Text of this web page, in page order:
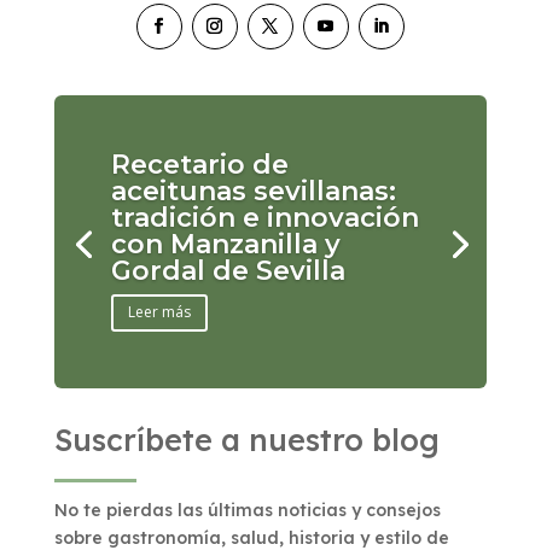
Recetario de
aceitunas sevillanas:
tradición e innovación
con Manzanilla y
Gordal de Sevilla
Leer más
Suscríbete a nuestro blog
No te pierdas las últimas noticias y consejos
sobre gastronomía, salud, historia y estilo de